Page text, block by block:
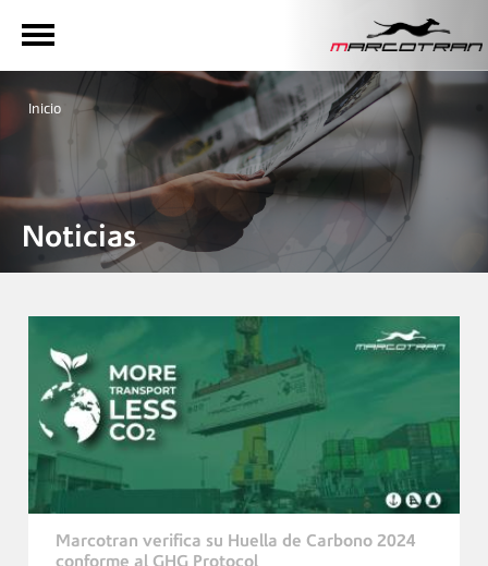
Inicio
Noticias
Marcotran verifica su Huella de Carbono 2024
conforme al GHG Protocol